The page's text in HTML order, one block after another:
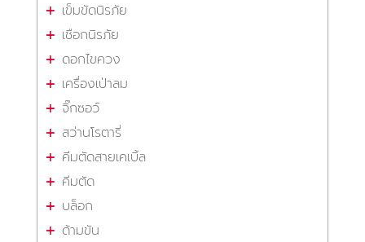
เข็มขัดนิรภัย
เชือกนิรภัย
ดอกไขควง
เครื่องเป่าลม
จิ๊กซอว์
สว่านโรตารี่
คีมตัดสายเคเบิ้ล
คีมตัด
บล็อก
ด้ามขัน